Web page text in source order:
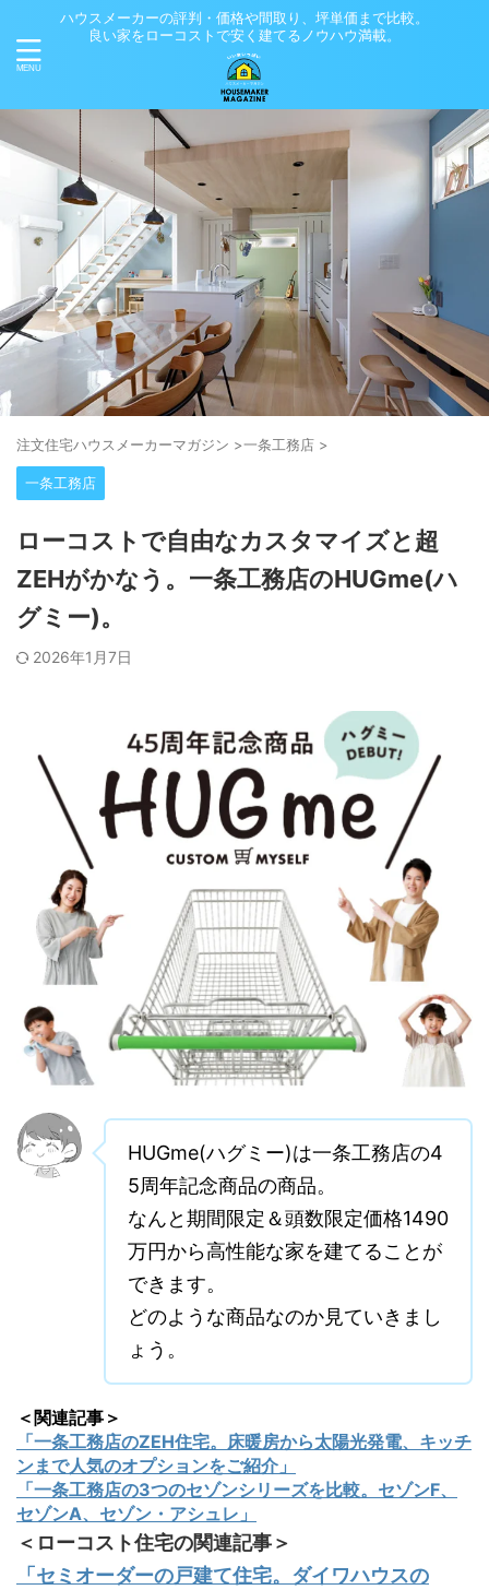
ハウスメーカーの評判・価格や間取り、坪単価まで比較。
良い家をローコストで安く建てるノウハウ満載。
注⽂住宅ハウスメーカーマガジン >一条工務店 >
一条工務店
ローコストで自由なカスタマイズと超
ZEHがかなう。一条工務店のHUGme(ハ
グミー)。
2026年1月7日
HUGme(ハグミー)は一条工務店の4
5周年記念商品の商品。
なんと期間限定＆頭数限定価格1490
万円から高性能な家を建てることが
できます。
どのような商品なのか見ていきまし
ょう。
＜関連記事＞
「一条工務店のZEH住宅。床暖房から太陽光発電、キッチ
ンまで人気のオプションをご紹介」
「一条工務店の3つのセゾンシリーズを比較。セゾンF、
セゾンA、セゾン・アシュレ」
＜ローコスト住宅の関連記事＞
「セミオーダーの戸建て住宅。ダイワハウスの